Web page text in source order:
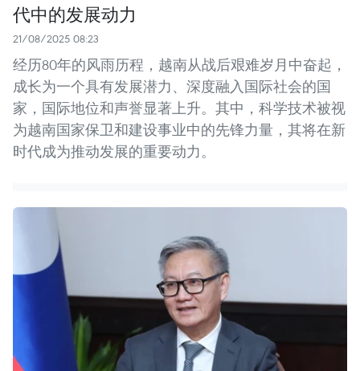
代中的发展动力
21/08/2025 08:23
经历80年的风雨历程，越南从战后艰难岁月中奋起，
成长为一个具有发展潜力、深度融入国际社会的国
家，国际地位和声誉显著上升。其中，科学技术被视
为越南国家保卫和建设事业中的先锋力量，其将在新
时代成为推动发展的重要动力。